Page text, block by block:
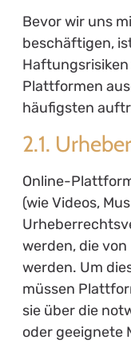
Bevor wir uns
beschäftigen,
Plattformen
häufigsten
2.1.
Online-
(wie Videos,
werden, die
werden. Um
müssen
sie über die
oder geeignete